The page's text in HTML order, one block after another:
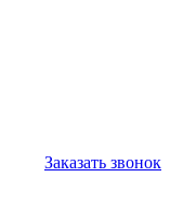
Заказать звонок